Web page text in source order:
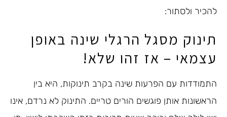
להכיר ולסתור:
תינוק מסגל הרגלי שינה באופן
עצמאי – אז זהו שלא!
התמודדות עם הפרעות שינה בקרב תינוקות, היא בין
הראשונות אותן פוגשים הורים טריים. התינוק לא נרדם, אינו